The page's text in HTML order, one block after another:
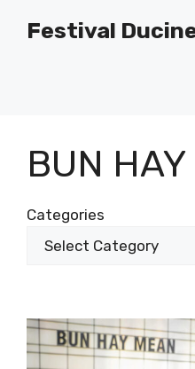
Festival
BUN
Categories